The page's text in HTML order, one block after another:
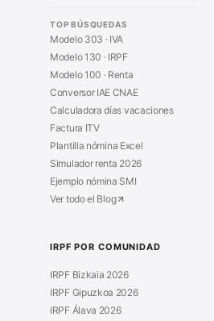
TOP BÚSQUEDAS
Modelo 303 · IVA
Modelo 130 · IRPF
Modelo 100 · Renta
Conversor IAE CNAE
Calculadora días vacaciones
Factura ITV
Plantilla nómina Excel
Simulador renta 2026
Ejemplo nómina SMI
Ver todo el Blog
IRPF POR COMUNIDAD
IRPF Bizkaia 2026
IRPF Gipuzkoa 2026
IRPF Álava 2026